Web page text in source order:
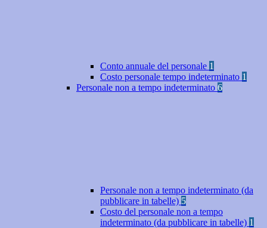
Conto annuale del personale 1
Costo personale tempo indeterminato 1
Personale non a tempo indeterminato 6
Personale non a tempo indeterminato (da
pubblicare in tabelle) 5
Costo del personale non a tempo
indeterminato (da pubblicare in tabelle) 1